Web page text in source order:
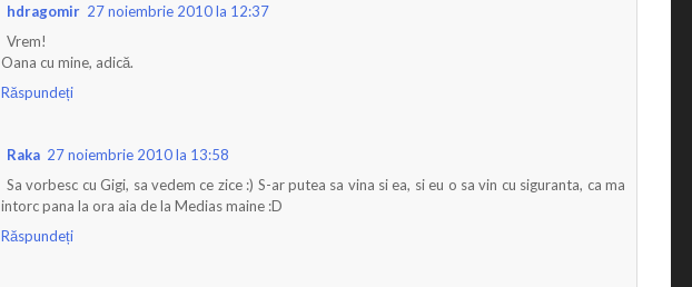
hdragomir 27 noiembrie 2010 la 12:37
Vrem!
Oana cu mine, adică.
Răspundeți
Raka 27 noiembrie 2010 la 13:58
Sa vorbesc cu Gigi, sa vedem ce zice :) S-ar putea sa vina si ea, si eu o sa vin cu siguranta, ca ma
intorc pana la ora aia de la Medias maine :D
Răspundeți